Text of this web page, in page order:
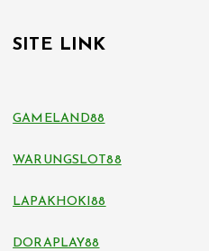
SITE LINK
GAMELAND88
WARUNGSLOT88
LAPAKHOKI88
DORAPLAY88